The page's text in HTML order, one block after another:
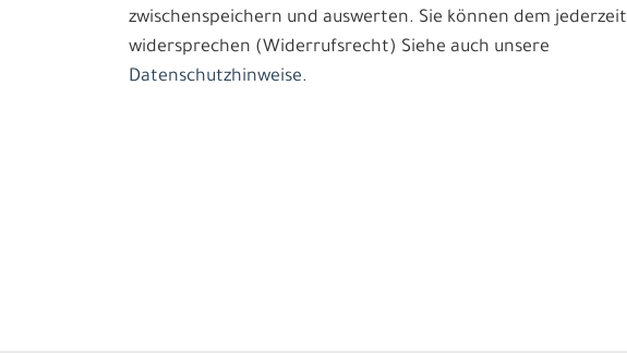
zwischenspeichern und auswerten. Sie können dem jederzeit
widersprechen (Widerrufsrecht) Siehe auch unsere
Datenschutzhinweise.